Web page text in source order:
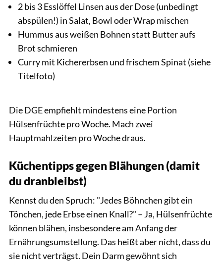
2 bis 3 Esslöffel Linsen aus der Dose (unbedingt
abspülen!) in Salat, Bowl oder Wrap mischen
Hummus aus weißen Bohnen statt Butter aufs
Brot schmieren
Curry mit Kichererbsen und frischem Spinat (siehe
Titelfoto)
Die DGE empfiehlt mindestens eine Portion
Hülsenfrüchte pro Woche. Mach zwei
Hauptmahlzeiten pro Woche draus.
Küchentipps gegen Blähungen (damit
du dranbleibst)
Kennst du den Spruch: "Jedes Böhnchen gibt ein
Tönchen, jede Erbse einen Knall?" – Ja, Hülsenfrüchte
können blähen, insbesondere am Anfang der
Ernährungsumstellung. Das heißt aber nicht, dass du
sie nicht verträgst. Dein Darm gewöhnt sich